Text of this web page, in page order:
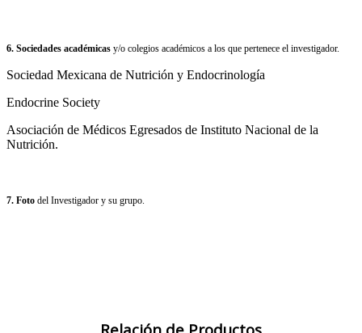
6. Sociedades académicas y/o colegios académicos a los que pertenece el investigador.
Sociedad Mexicana de Nutrición y Endocrinología
Endocrine Society
Asociación de Médicos Egresados de Instituto Nacional de la
Nutrición.
7. Foto del Investigador y su grupo.